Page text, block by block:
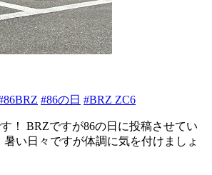
#86の日 #BRZ ZC6
！ BRZですが86の日に投稿させてい
い日々ですが体調に気を付けましょ